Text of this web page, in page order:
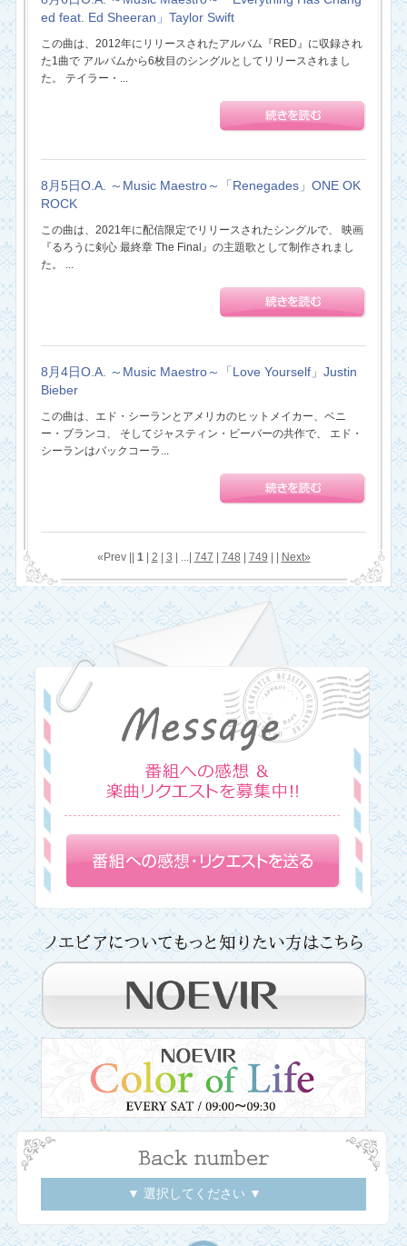
ed feat. Ed Sheeran」Taylor Swift
この曲は、2012年にリリースされたアルバム『RED』に収録され
た1曲で アルバムから6枚目のシングルとしてリリースされまし
た。 テイラー・...
8月5日O.A. ～Music Maestro～「Renegades」ONE OK
ROCK
この曲は、2021年に配信限定でリリースされたシングルで、 映画
『るろうに剣心 最終章 The Final』の主題歌として制作されまし
た。 ...
8月4日O.A. ～Music Maestro～「Love Yourself」Justin
Bieber
この曲は、エド・シーランとアメリカのヒットメイカー、ベニ
ー・ブランコ、 そしてジャスティン・ビーバーの共作で、 エド・
シーランはバックコーラ...
«Prev || 1| 2 3 | ...| 747 748 749 Next»